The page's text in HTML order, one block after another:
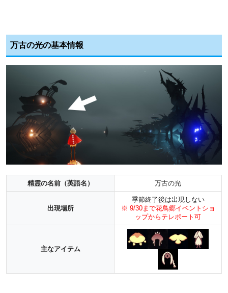
万古の光の基本情報
精霊の名前（英語名） 万古の光
出現場所
季節終了後は出現しない
※ 9/30まで花鳥郷イベントショ
ップからテレポート可
主なアイテム